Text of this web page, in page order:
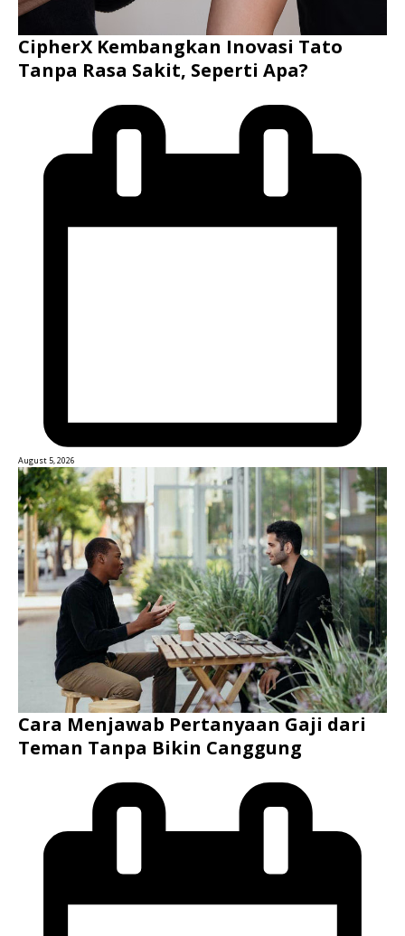
CipherX Kembangkan Inovasi Tato
Tanpa Rasa Sakit, Seperti Apa?
August 5, 2026
Cara Menjawab Pertanyaan Gaji dari
Teman Tanpa Bikin Canggung